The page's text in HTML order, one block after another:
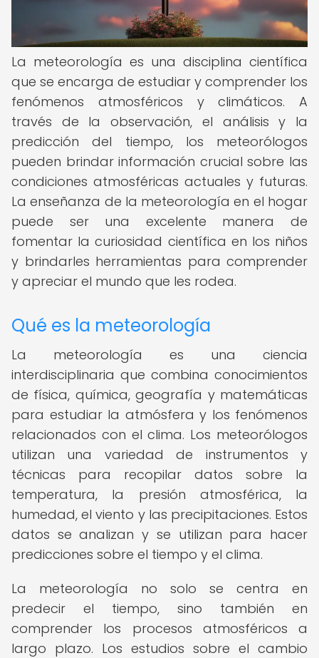
La meteorología es una disciplina científica
que se encarga de estudiar y comprender los
fenómenos atmosféricos y climáticos. A
través de la observación, el análisis y la
predicción del tiempo, los meteorólogos
pueden brindar información crucial sobre las
condiciones atmosféricas actuales y futuras.
La enseñanza de la meteorología en el hogar
puede ser una excelente manera de
fomentar la curiosidad científica en los niños
y brindarles herramientas para comprender
y apreciar el mundo que les rodea.
Qué es la meteorología
La meteorología es una ciencia
interdisciplinaria que combina conocimientos
de física, química, geografía y matemáticas
para estudiar la atmósfera y los fenómenos
relacionados con el clima. Los meteorólogos
utilizan una variedad de instrumentos y
técnicas para recopilar datos sobre la
temperatura, la presión atmosférica, la
humedad, el viento y las precipitaciones. Estos
datos se analizan y se utilizan para hacer
predicciones sobre el tiempo y el clima.
La meteorología no solo se centra en
predecir el tiempo, sino también en
comprender los procesos atmosféricos a
largo plazo. Los estudios sobre el cambio